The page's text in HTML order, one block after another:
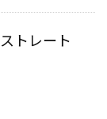
トレート